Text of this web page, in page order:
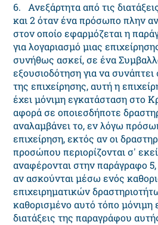
6. Ανεξάρτητα από τις
και 2 όταν ένα πρόσωπο πλην
στον οποίο εφαρμόζεται η
για λογαριασμό μιας
συνήθως ασκεί, σε ένα
εξουσιοδότηση για να
της επιχείρησης, αυτή η
έχει μόνιμη εγκατάσταση στο
αφορά σε οποιεσδήποτε
αναλαμβάνει το, εν λόγω
επιχείρηση, εκτός αν οι
προσώπου περιορίζονται σ'
αναφέρονται στην παράγραφο 5,
αν ασκούνται μέσω ενός
επιχειρηματικών
καθορισμένο αυτό τόπο μόνιμη
διατάξεις της παραγράφου